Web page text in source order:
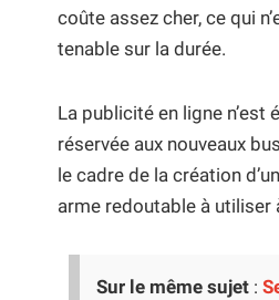
coûte assez cher, ce qui
tenable sur la durée.
La publicité en ligne n’est
réservée aux nouveaux
le cadre de la création
arme redoutable à utiliser
Sur le même sujet :